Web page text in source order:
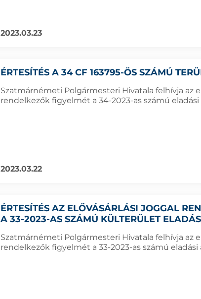
2023.03.23
ÉRTESÍTÉS A 34 CF 163795-ÖS SZÁMÚ
Szatmárnémeti Polgármesteri Hivatala felhívja az
rendelkezők figyelmét a 34-2023-as számú eladási
2023.03.22
ÉRTESÍTÉS AZ ELŐVÁSÁRLÁSI JOGGAL
A 33-2023-AS SZÁMÚ KÜLTERÜLET
Szatmárnémeti Polgármesteri Hivatala felhívja az
rendelkezők figyelmét a 33-2023-as számú eladási